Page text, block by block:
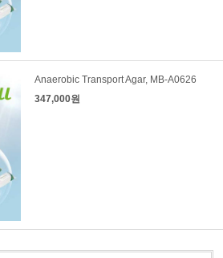
Anaerobic Transport Agar, MB-A0626
347,000원